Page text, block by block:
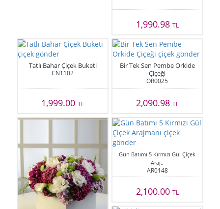
1,990.98 TL
Tatlı Bahar Çiçek Buketi
CN1102
1,999.00TL
Bir Tek Sen Pembe Orkide
Çiçeği
OR0025
2,090.98 TL
Gün Batımı 5 Kırmızı Gül Çiçek
Araj..
AR0148
2,100.00 TL